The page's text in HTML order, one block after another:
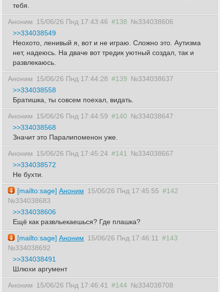
тебя.
Аноним 15/06/26 Пнд 17:43:46 #138 №334038606
>>334038549
Неохото, ленивый я, вот и не играю. Сложно это. Аутизма
нет, надеюсь. На дваче вот тредик уютный создал, так и
развлекаюсь.
Аноним 15/06/26 Пнд 17:44:28 #139 №334038637
>>334038558
Братишка, ты совсем поехал, видать.
Аноним 15/06/26 Пнд 17:44:59 #140 №334038647
>>334038568
Значит это Паралипоменон уже.
Аноним 15/06/26 Пнд 17:45:24 #141
№334038667
>>334038572
Не бухти.
[mailto:sage] Аноним 15/06/26 Пнд 17:45:55 #142
№334038683
>>334038606
Ещё как развльекаешься? Где плашка?
[mailto:sage] Аноним 15/06/26 Пнд 17:46:11
#143
№334038692
>>334038491
Шлюхи аргумент
Аноним 15/06/26 Пнд 17:46:41 #144 №334038708